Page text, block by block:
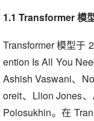
1.1 Transformer 模
Transformer 模型于
ention Is All You
Ashish Vaswani、
oreit、Llion Jones
Polosukhin。在